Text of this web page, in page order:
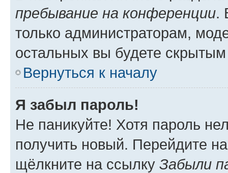
пребывание на конференции.
только администраторам,
остальных вы будете
Вернуться к началу
Я забыл пароль!
Не паникуйте! Хотя пароль
получить новый. Перейдите
щёлкните на ссылку Забыли